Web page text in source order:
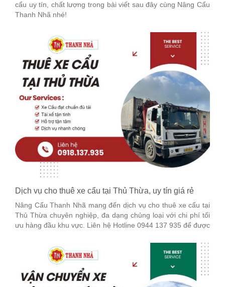
cẩu uy tín, chất lượng trong bài viết sau đây cùng Nâng Cẩu
Thanh Nhã nhé!
Dịch vụ cho thuê xe cẩu tại Thủ Thừa, uy tín giá rẻ
Nâng Cẩu Thanh Nhã mang đến dịch vụ cho thuê xe cẩu tại
Thủ Thừa chuyên nghiệp, đa dạng chủng loại với chi phí tối
ưu hàng đầu khu vực. Liên hệ Hotline 0944 137 935 để được